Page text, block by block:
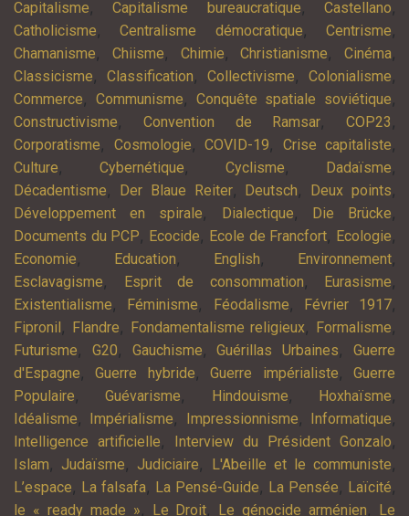
Capitalisme,Capitalisme bureaucratique,Castellano,
Catholicisme,Centralisme démocratique,Centrisme,
Chamanisme, Chiisme, Chimie,Christianisme, Cinéma,
Classicisme, Classification, Collectivisme, Colonialisme,
Commerce, Communisme, Conquête spatiale soviétique,
Constructivisme, Convention de Ramsar, COP23 ,
Corporatisme, Cosmologie, COVID-19, Crise capitaliste,
Culture, Cybernétique, Cyclisme, Dadaïsme,
Décadentisme, Der Blaue Reiter, Deutsch, Deux points,
Développement en spirale, Dialectique, Die Brücke,
Documents du PCP, Ecocide, Ecole de Francfort, Ecologie,
Economie, Education, English, Environnement,
Esclavagisme, Esprit de consommation, Eurasisme,
Existentialisme, Féminisme, Féodalisme, Février 1917,
Fipronil , Flandre, Fondamentalisme religieux, Formalisme,
Futurisme, G20, Gauchisme,Guérillas Urbaines,Guerre
d'Espagne,Guerre hybride,Guerre impérialiste,Guerre
Populaire,Guévarisme, Hindouisme, Hoxhaïsme,
Idéalisme, Impérialisme, Impressionnisme, Informatique,
Intelligence artificielle, Interview du Président Gonzalo,
Islam, Judaïsme, Judiciaire, L'Abeille et le communiste,
L’espace, La falsafa, La Pensé-Guide, La Pensée, Laïcité,
le « ready made », Le Droit, Le génocide arménien,
Le